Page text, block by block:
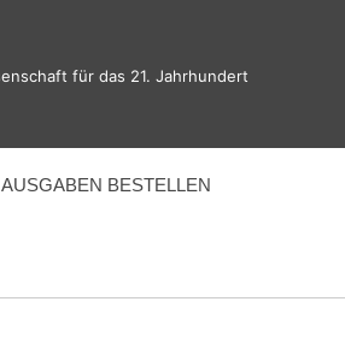
für das 21. Jahrhundert
AUSGABEN BESTELLEN